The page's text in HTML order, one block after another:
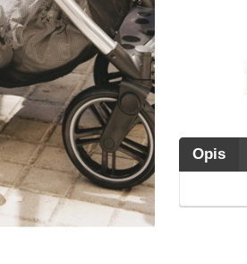
Opis